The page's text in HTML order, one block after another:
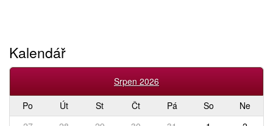
Kalendář
Srpen 2026
Po
Út St Čt Pá So
Ne